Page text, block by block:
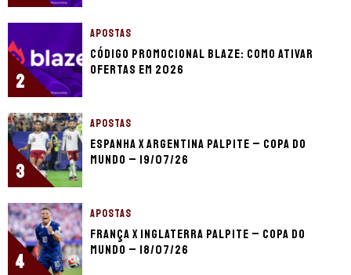
2
APOSTAS
Código promocional Blaze: como ativar
ofertas em 2026
3
APOSTAS
Espanha x Argentina palpite – Copa do
Mundo – 19/07/26
4
APOSTAS
França x Inglaterra palpite – Copa do
Mundo – 18/07/26